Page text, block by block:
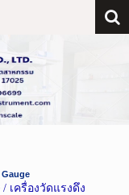
Gauge
/ เครื่องวัดแรงดึง